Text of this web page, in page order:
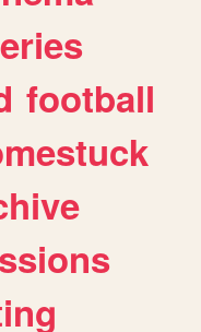
football